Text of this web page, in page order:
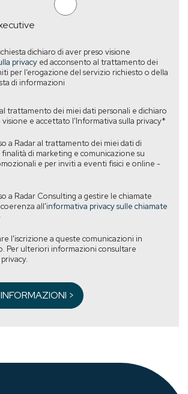
dichiaro di aver preso visione
privacy ed acconsento al trattamento dei
per l’erogazione del servizio richiesto o della
di informazioni
trattamento dei miei dati personali e dichiaro
visione e accettato l'Informativa sulla privacy*
a Radar al trattamento dei miei dati di
di marketing e comunicazione su
e per inviti a eventi fisici e online -
a Radar Consulting a gestire le chiamate
all'informativa privacy sulle chiamate
l'iscrizione a queste comunicazioni in
Per ulteriori informazioni consultare